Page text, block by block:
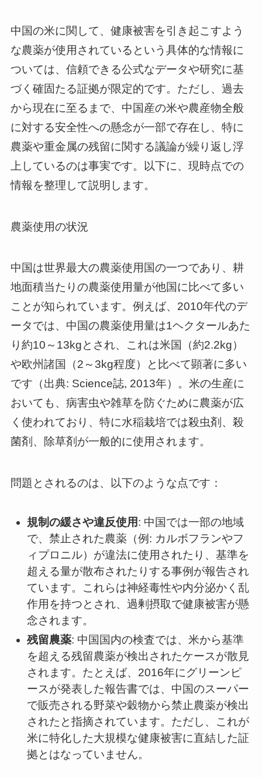
中国の米に関して、健康被害を引き起こすよう
な農薬が使用されているという具体的な情報に
ついては、信頼できる公式なデータや研究に基
づく確固たる証拠が限定的です。ただし、過去
から現在に至るまで、中国産の米や農産物全般
に対する安全性への懸念が一部で存在し、特に
農薬や重金属の残留に関する議論が繰り返し浮
上しているのは事実です。以下に、現時点での
情報を整理して説明します。
農薬使用の状況
中国は世界最大の農薬使用国の一つであり、耕
地面積当たりの農薬使用量が他国に比べて多い
ことが知られています。例えば、2010年代のデ
ータでは、中国の農薬使用量は1ヘクタールあた
り約10～13kgとされ、これは米国（約2.2kg）
や欧州諸国（2～3kg程度）と比べて顕著に多い
です（出典: Science誌, 2013年）。米の生産に
おいても、病害虫や雑草を防ぐために農薬が広
く使われており、特に水稲栽培では殺虫剤、殺
菌剤、除草剤が一般的に使用されます。
問題とされるのは、以下のような点です：
規制の緩さや違反使用: 中国では一部の地域
で、禁止された農薬（例: カルボフランやフ
ィプロニル）が違法に使用されたり、基準を
超える量が散布されたりする事例が報告され
ています。これらは神経毒性や内分泌かく乱
作用を持つとされ、過剰摂取で健康被害が懸
念されます。
残留農薬: 中国国内の検査では、米から基準
を超える残留農薬が検出されたケースが散見
されます。たとえば、2016年にグリーンピ
ースが発表した報告書では、中国のスーパー
で販売される野菜や穀物から禁止農薬が検出
されたと指摘されています。ただし、これが
米に特化した大規模な健康被害に直結した証
拠とはなっていません。